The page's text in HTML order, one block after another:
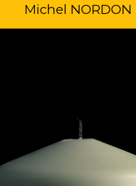
Michel NORDON